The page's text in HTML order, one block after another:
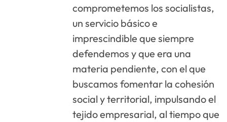
comprometemos los socialistas,
un servicio básico e
imprescindible que siempre
defendemos y que era una
materia pendiente, con el que
buscamos fomentar la cohesión
social y territorial, impulsando el
tejido empresarial, al tiempo que